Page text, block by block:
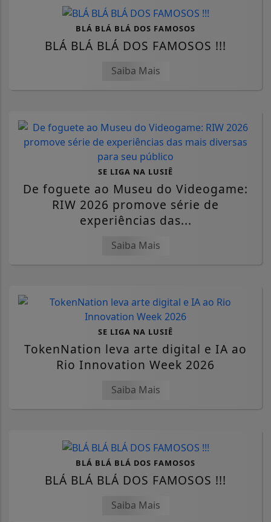
BLÁ BLÁ BLÁ DOS FAMOSOS
BLÁ BLÁ BLÁ DOS FAMOSOS !!!
Saiba Mais
SE LIGA NA LUSIÊ
De foguete ao Museu do Videogame:
RIW 2026 promove série de
experiências das...
Saiba Mais
SE LIGA NA LUSIÊ
TokenNation leva arte digital e IA ao
Rio Innovation Week 2026
Saiba Mais
BLÁ BLÁ BLÁ DOS FAMOSOS
BLÁ BLÁ BLÁ DOS FAMOSOS !!!
Saiba Mais